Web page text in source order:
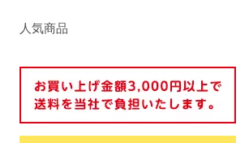
人気商品